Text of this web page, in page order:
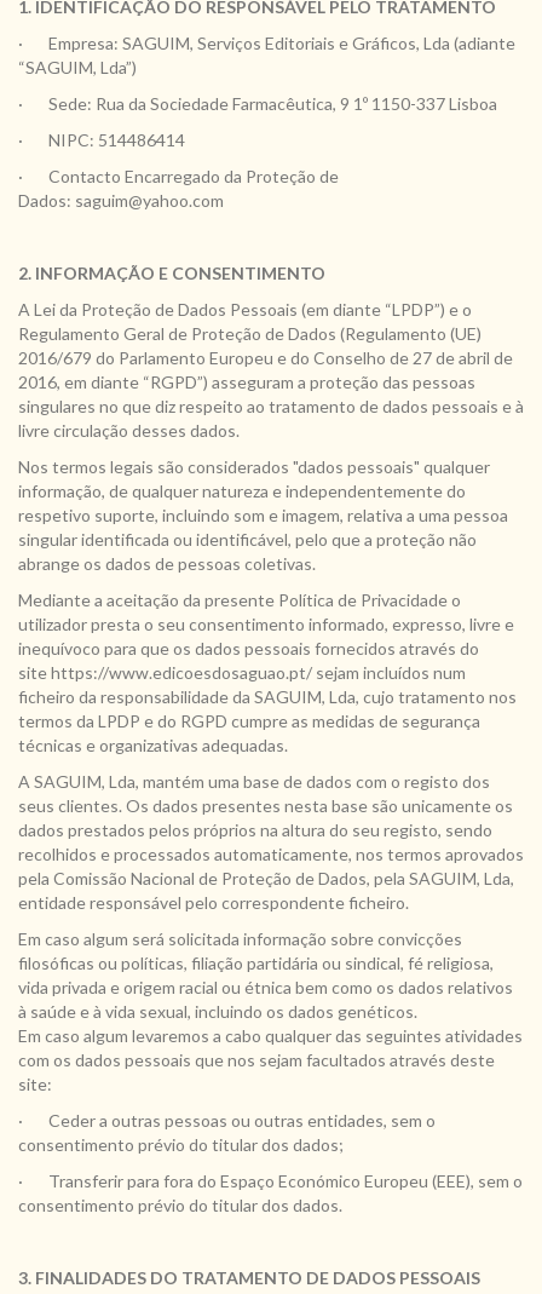
Política
de
Privacidade
e
Segurança
1. IDENTIFICAÇÃO DO RESPONSÁVEL PELO TRATAMENTO
· Empresa: SAGUIM, Serviços Editoriais e Gráficos, Lda (adiante
“SAGUIM, Lda”)
· Sede: Rua da Sociedade Farmacêutica, 9 1º 1150-337 Lisboa
· NIPC: 514486414
· Contacto Encarregado da Proteção de
Dados: saguim@yahoo.com
2. INFORMAÇÃO E CONSENTIMENTO
A Lei da Proteção de Dados Pessoais (em diante “LPDP”) e o
Regulamento Geral de Proteção de Dados (Regulamento (UE)
2016/679 do Parlamento Europeu e do Conselho de 27 de abril de
2016, em diante “RGPD”) asseguram a proteção das pessoas
singulares no que diz respeito ao tratamento de dados pessoais e à
livre circulação desses dados.
Nos termos legais são considerados "dados pessoais" qualquer
informação, de qualquer natureza e independentemente do
respetivo suporte, incluindo som e imagem, relativa a uma pessoa
singular identificada ou identificável, pelo que a proteção não
abrange os dados de pessoas coletivas.
Mediante a aceitação da presente Política de Privacidade o
utilizador presta o seu consentimento informado, expresso, livre e
inequívoco para que os dados pessoais fornecidos através do
site https://www.edicoesdosaguao.pt/ sejam incluídos num
ficheiro da responsabilidade da SAGUIM, Lda, cujo tratamento nos
termos da LPDP e do RGPD cumpre as medidas de segurança
técnicas e organizativas adequadas.
A SAGUIM, Lda, mantém uma base de dados com o registo dos
seus clientes. Os dados presentes nesta base são unicamente os
dados prestados pelos próprios na altura do seu registo, sendo
recolhidos e processados automaticamente, nos termos aprovados
pela Comissão Nacional de Proteção de Dados, pela SAGUIM, Lda,
entidade responsável pelo correspondente ficheiro.
Em caso algum será solicitada informação sobre convicções
filosóficas ou políticas, filiação partidária ou sindical, fé religiosa,
vida privada e origem racial ou étnica bem como os dados relativos
à saúde e à vida sexual, incluindo os dados genéticos.
Em caso algum levaremos a cabo qualquer das seguintes atividades
com os dados pessoais que nos sejam facultados através deste
site:
· Ceder a outras pessoas ou outras entidades, sem o
consentimento prévio do titular dos dados;
· Transferir para fora do Espaço Económico Europeu (EEE), sem o
consentimento prévio do titular dos dados.
3. FINALIDADES DO TRATAMENTO DE DADOS PESSOAIS